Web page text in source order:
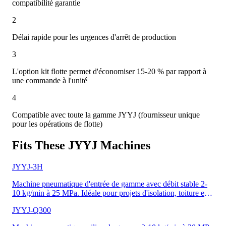
compatibilité garantie
2
Délai rapide pour les urgences d'arrêt de production
3
L'option kit flotte permet d'économiser 15-20 % par rapport à
une commande à l'unité
4
Compatible avec toute la gamme JYYJ (fournisseur unique
pour les opérations de flotte)
Fits These JYYJ Machines
JYYJ-3H
Machine pneumatique d'entrée de gamme avec débit stable 2-
10 kg/min à 25 MPa. Idéale pour projets d'isolation, toiture et
monophasée 380V, chauffage 9,5 kW, pistolet autonettoyant
JYYJ-Q300